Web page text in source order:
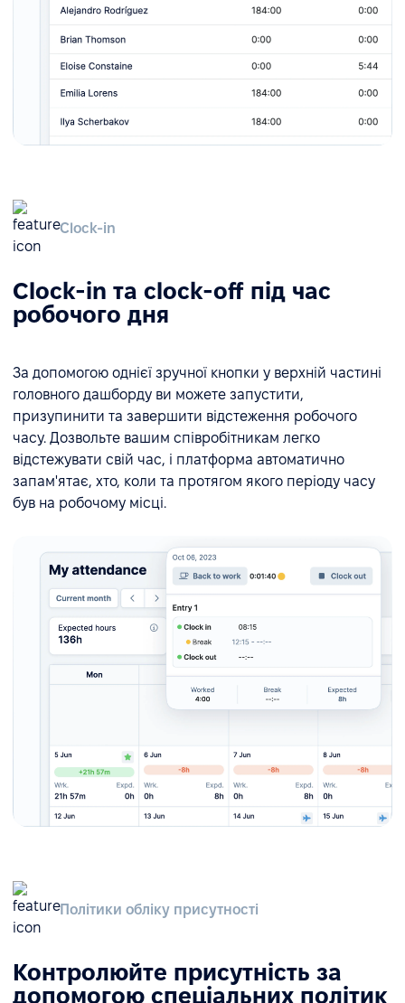
Clock-in
Clock-in та clock-off під час
робочого дня
За допомогою однієї зручної кнопки у верхній частині
головного дашборду ви можете запустити,
призупинити та завершити відстеження робочого
часу. Дозвольте вашим співробітникам легко
відстежувати свій час, і платформа автоматично
запам'ятає, хто, коли та протягом якого періоду часу
був на робочому місці.
Політики обліку присутності
Контролюйте присутність за
допомогою спеціальних політик